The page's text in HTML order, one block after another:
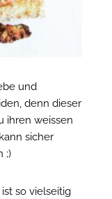
und
denn dieser
ihren weissen
sicher
;)
so vielseitig